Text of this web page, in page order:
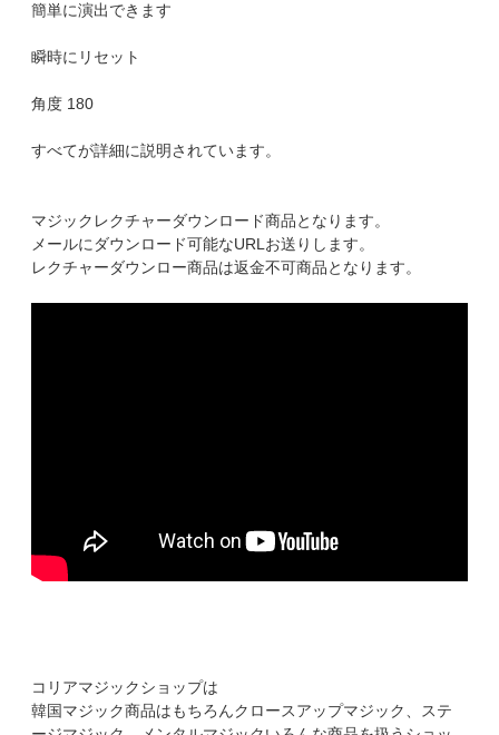
簡単に演出できます
瞬時にリセット
角度 180
すべてが詳細に説明されています。
マジックレクチャーダウンロード商品となります。
メールにダウンロード可能なURLお送りします。
レクチャーダウンロー商品は返金不可商品となります。
コリアマジックショップは
韓国マジック商品はもちろんクロースアップマジック、ステ